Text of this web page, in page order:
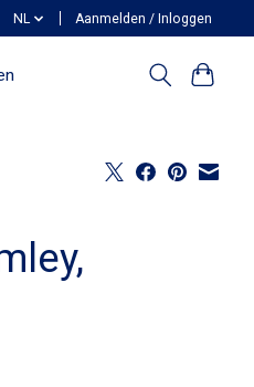
NL Aanmelden / Inloggen